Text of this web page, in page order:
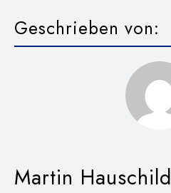
Geschrieben von:
Martin Hauschild